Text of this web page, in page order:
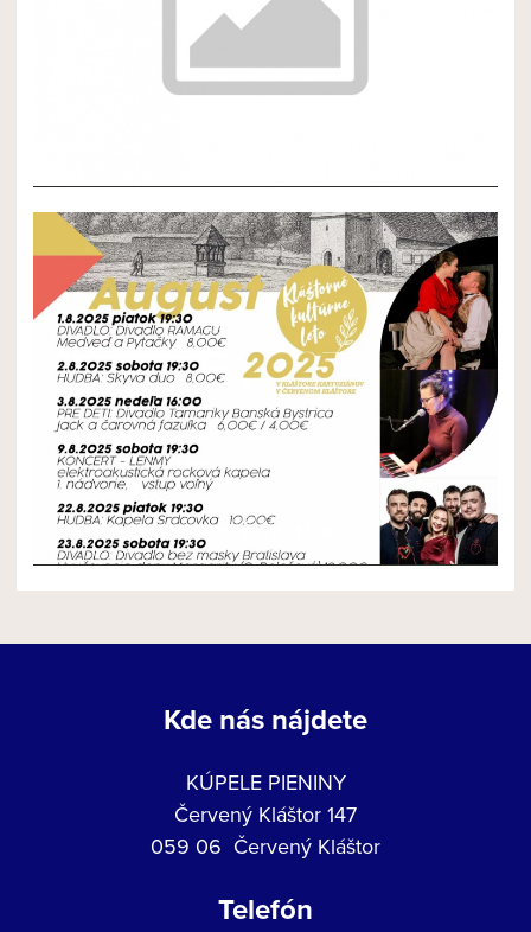
NOVÝ ČLÁNOK
Kde nás nájdete
KÚPELE PIENINY
Červený Kláštor 147
059 06 Červený Kláštor
Telefón